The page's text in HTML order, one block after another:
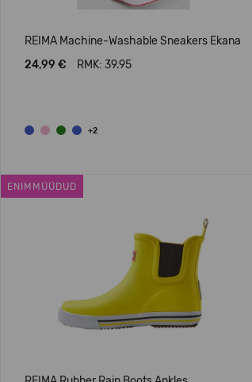
REIMA Machine-Washable Sneakers Ekana
24,99 €
RMK: 39.95
+2
ENIMMÜÜDUD